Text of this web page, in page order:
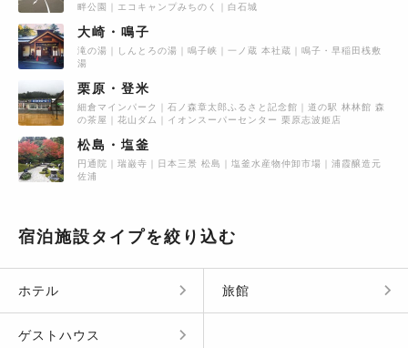
畔公園
エコキャンプみちのく 白石城
大崎・鳴子
滝の湯 しんとろの湯 鳴子峡 一ノ蔵 本社蔵
鳴子・早稲田桟敷
湯
栗原・登米
細倉マインパーク 石ノ森章太郎ふるさと記念館
道の駅 林林館 森
の茶屋
花山ダム イオンスーパーセンター 栗原志波姫店
松島・塩釜
円通院 瑞巌寺 日本三景 松島 塩釜水産物仲卸市場
浦霞醸造元
佐浦
宿泊施設タイプを絞り込む
ホテル 旅館
ゲストハウス